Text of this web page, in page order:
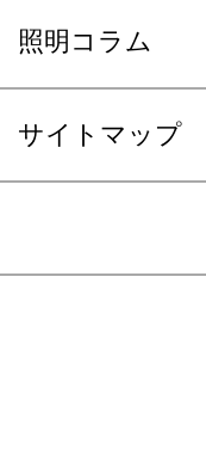
照明コラム
サイトマップ